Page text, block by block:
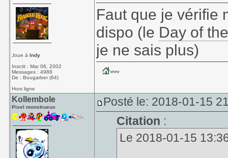
Joue àIndy
Inscrit : Mar 06, 2002
Messages : 4988
De : Bougarber (64)
Hors ligne
Faut que je vérifie
dispo (le Day of
je ne sais plus)
Kollembole
Pixel monstrueux
Posté le: 2018-01-15
Citation :
Le 2018-01-15